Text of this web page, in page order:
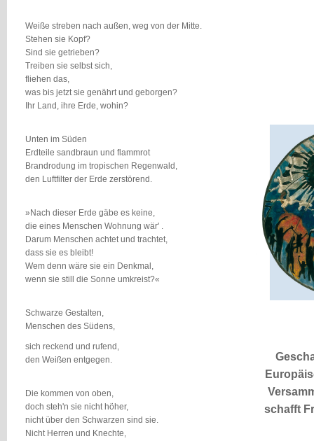
Weiße streben nach außen, weg von der Mitte.
Stehen sie Kopf?
Sind sie getrieben?
Treiben sie selbst sich,
fliehen das,
was bis jetzt sie genährt und geborgen?
Ihr Land, ihre Erde, wohin?
Unten im Süden
Erdteile sandbraun und flammrot
Brandrodung im tropischen Regenwald,
den Luftfilter der Erde zerstörend.
»Nach dieser Erde gäbe es keine,
die eines Menschen Wohnung wär' .
Darum Menschen achtet und trachtet,
dass sie es bleibt!
Wem denn wäre sie ein Denkmal,
wenn sie still die Sonne umkreist?«
Schwarze Gestalten,
Menschen des Südens,
sich reckend und rufend,
den Weißen entgegen.
Die kommen von oben,
doch steh'n sie nicht höher,
nicht über den Schwarzen sind sie.
Nicht Herren und Knechte,
schafft